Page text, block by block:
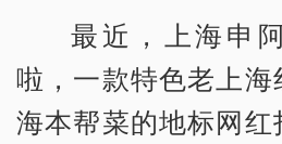
最近，上海申
啦，一款特色老上海
海本帮菜的地标网红